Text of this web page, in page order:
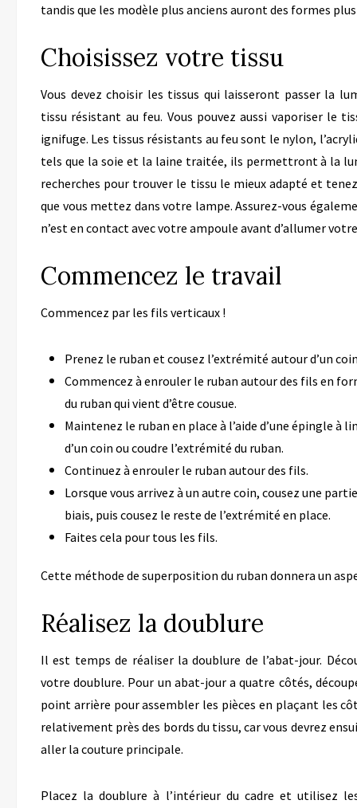
tandis que les modèle plus anciens auront des formes
Choisissez votre tissu
Vous devez choisir les tissus qui laisseront passer la
tissu résistant au feu. Vous pouvez aussi vaporiser le
ignifuge. Les tissus résistants au feu sont le nylon,
tels que la soie et la laine traitée, ils permettront à la
recherches pour trouver le tissu le mieux adapté et
que vous mettez dans votre lampe. Assurez-vous
n’est en contact avec votre ampoule avant d’allumer
Commencez le travail
Commencez par les fils verticaux !
Prenez le ruban et cousez l’extrémité autour d’un
Commencez à enrouler le ruban autour des fils en
du ruban qui vient d’être cousue.
Maintenez le ruban en place à l’aide d’une épingle à
d’un coin ou coudre l’extrémité du ruban.
Continuez à enrouler le ruban autour des fils.
Lorsque vous arrivez à un autre coin, cousez une
biais, puis cousez le reste de l’extrémité en place.
Faites cela pour tous les fils.
Cette méthode de superposition du ruban donnera un
Réalisez la doublure
Il est temps de réaliser la doublure de l’abat-jour.
votre doublure. Pour un abat-jour a quatre côtés,
point arrière pour assembler les pièces en plaçant les
relativement près des bords du tissu, car vous devrez
aller la couture principale.
Placez la doublure à l’intérieur du cadre et utilisez